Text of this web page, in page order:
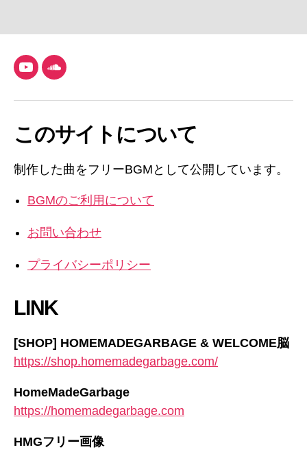
の
ペ
ー
送
り
YouTubeSoundCloud
このサイトについて
制作した曲をフリーBGMとして公開しています。
BGMのご利用について
お問い合わせ
プライバシーポリシー
LINK
[SHOP] HOMEMADEGARBAGE & WELCOME脳
https://shop.homemadegarbage.com/
HomeMadeGarbage
https://homemadegarbage.com
HMGフリー画像